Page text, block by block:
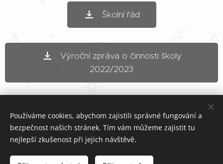
Školní řád
Výroční zpráva o činnosti školy
2022/2023
Elementary School Slavičín - Malé Pole
CAMO spol. s r.o.
Cookies
Languages
Používáme cookies, abychom zajistili správné fungování a
bezpečnost našich stránek. Tím vám můžeme zajistit tu
nejlepší zkušenost při jejich návštěvě.